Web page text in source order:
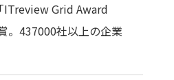
ITreview Grid Award
。437000社以上の企業